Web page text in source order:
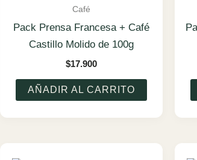
Café
Pack Prensa Francesa + Café
Castillo Molido de 100g
$17.900
AÑADIR AL CARRITO